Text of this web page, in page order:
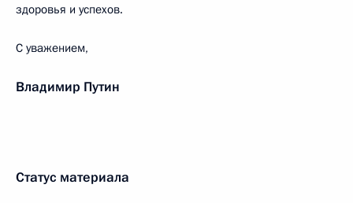
здоровья и успехов.
С уважением,
Владимир Путин
Статус материала